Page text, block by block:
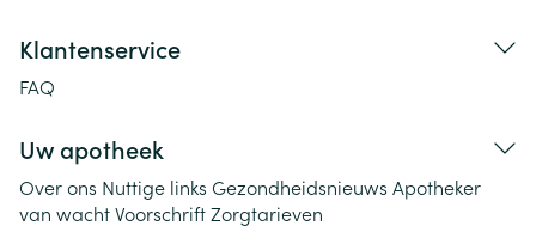
Klantenservice
FAQ
Uw apotheek
Over ons Nuttige links Gezondheidsnieuws Apotheker
van wachtVoorschriftZorgtarieven